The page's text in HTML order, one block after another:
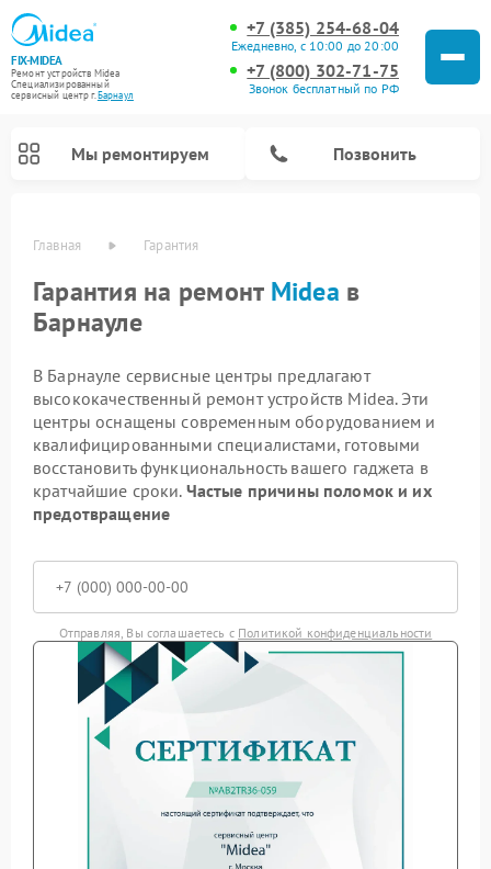
FIX-MIDEA
Ремонт устройств Midea
Специализированный
cервисный центр г.Барнаул
+7 (385) 254-68-04
Ежедневно, с 10:00 до 20:00
+7 (800) 302-71-75
Звонок бесплатный по РФ
Мы ремонтируем Позвонить
Главная Гарантия
Гарантия на ремонт Midea в
Барнауле
В Барнауле сервисные центры предлагают
высококачественный ремонт устройств Midea. Эти
центры оснащены современным оборудованием и
квалифицированными специалистами, готовыми
восстановить функциональность вашего гаджета в
кратчайшие сроки. Частые причины поломок и их
предотвращение
Отправляя, Вы соглашаетесь с Политикой конфиденциальности